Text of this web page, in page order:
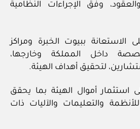
وفق الإجراءات النظامية
الاستعانة ببيوت الخبرة ومراكز
داخل المملكة وخارجها،
لتحقيق أهداف الهيئة.
استثمار أموال الهيئة بما يحقق
والتعليمات والآليات ذات